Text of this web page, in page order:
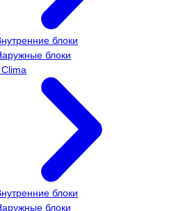
блоки
блоки
Clima
блоки
блоки